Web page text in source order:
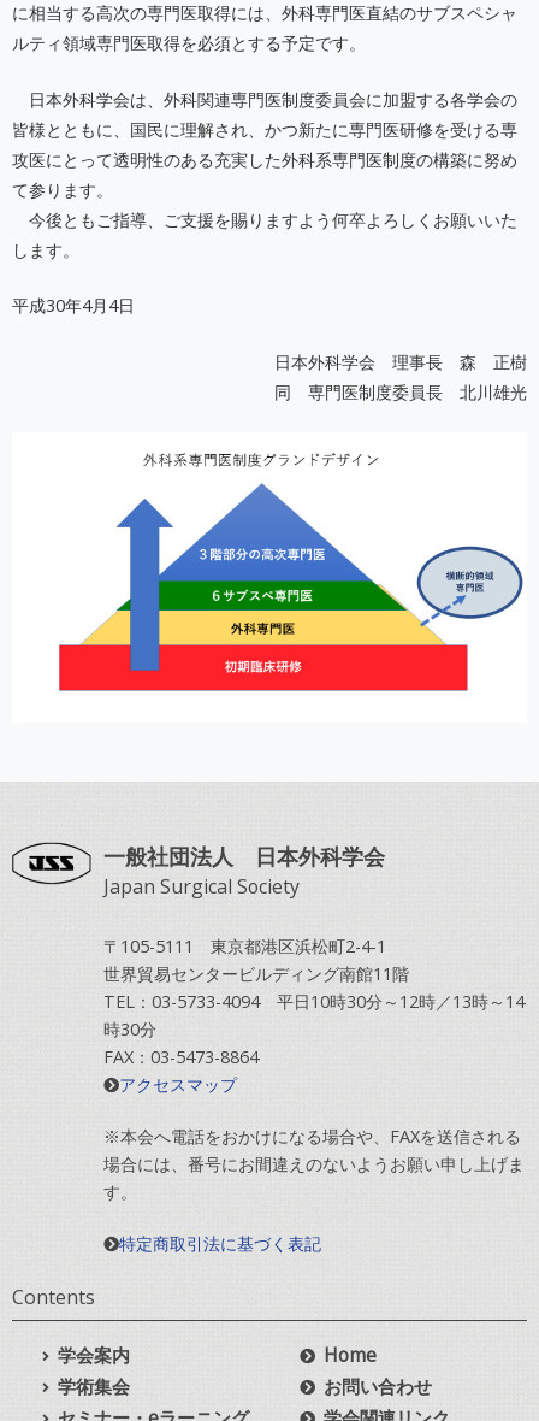
に相当する高次の専門医取得には、外科専門医直結のサブスペシャ
ルティ領域専門医取得を必須とする予定です。
日本外科学会は、外科関連専門医制度委員会に加盟する各学会の
皆様とともに、国民に理解され、かつ新たに専門医研修を受ける専
攻医にとって透明性のある充実した外科系専門医制度の構築に努め
て参ります。
今後ともご指導、ご支援を賜りますよう何卒よろしくお願いいた
します。
平成30年4月4日
日本外科学会 理事長 森 正樹
同 専門医制度委員長 北川雄光
一般社団法人 日本外科学会
Japan Surgical Society
〒105-5111 東京都港区浜松町2-4-1
世界貿易センタービルディング南館11階
TEL：03-5733-4094 平日10時30分～12時／13時～14
時30分
FAX：03-5473-8864
アクセスマップ
※本会へ電話をおかけになる場合や、FAXを送信される
場合には、番号にお間違えのないようお願い申し上げま
す。
特定商取引法に基づく表記
Contents
学会案内
学術集会
Home
お問い合わせ